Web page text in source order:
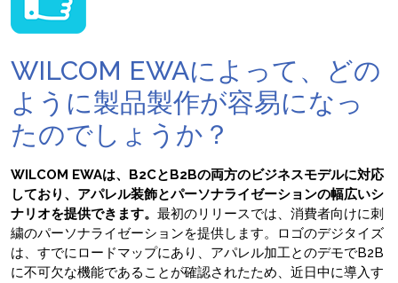
WILCOM EWAによって、どの
ように製品製作が容易になっ
たのでしょうか？
WILCOM EWAは、B2CとB2Bの両方のビジネスモデルに対応
しており、アパレル装飾とパーソナライゼーションの幅広いシ
ナリオを提供できます。 最初のリリースでは、消費者向けに刺
繍のパーソナライゼーションを提供します。ロゴのデジタイズ
は、すでにロードマップにあり、アパレル加工とのデモでB2B
に不可欠な機能であることが確認されたため、近日中に導入す